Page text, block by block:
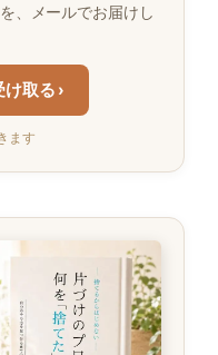
、メールでお届けし
取る ›
ます